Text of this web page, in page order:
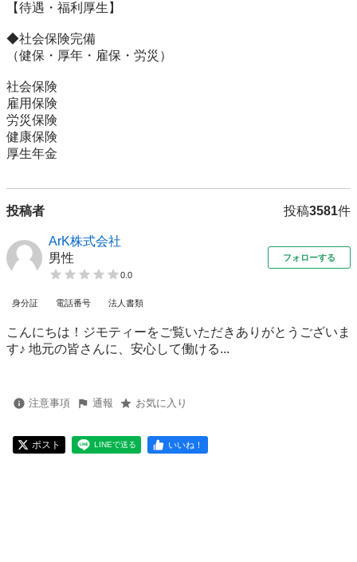
【待遇・福利厚生】
◆社会保険完備
（健保・厚年・雇保・労災）
社会保険
雇用保険
労災保険
健康保険
投稿者 投稿3581件
ArK株式会社
男性
0.0
フォローする
身分証 電話番号 法人書類
こんにちは！ジモティーをご覧いただきありがとうございま
す♪ 地元の皆さんに、安心して働ける...
注意事項 通報 お気に入り
ポスト LINEで送る いいね！